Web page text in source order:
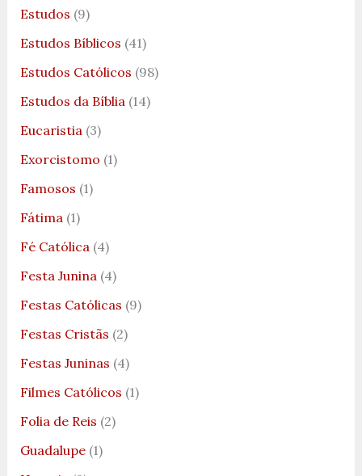
Estudos (9)
Estudos Bíblicos (41)
Estudos Católicos (98)
Estudos da Bíblia(14)
Eucaristia(3)
Exorcistomo (1)
Famosos (1)
Fátima(1)
Fé Católica(4)
Festa Junina(4)
Festas Católicas (9)
Festas Cristãs (2)
Festas Juninas (4)
Filmes Católicos (1)
Folia de Reis (2)
Guadalupe(1)